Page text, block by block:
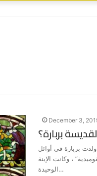
December 3,
بربارة؟
بربارة في أوائل
، وكانت الإبنة
الوحيدة…